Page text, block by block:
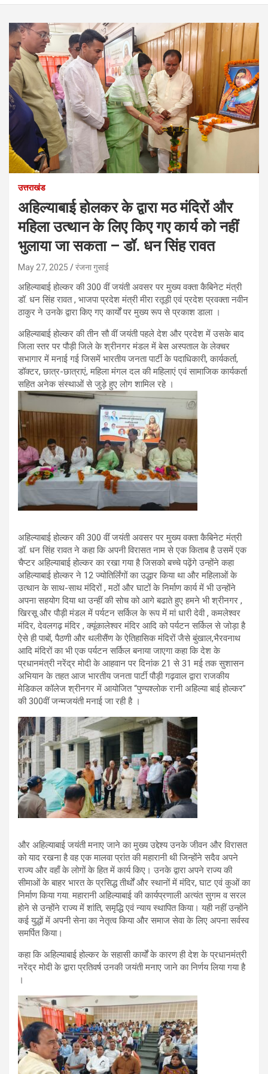
उत्तराखंड
अहिल्याबाई होलकर के द्वारा मठ मंदिरों और
महिला उत्थान के लिए किए गए कार्य को नहीं
भुलाया जा सकता – डॉ. धन सिंह रावत
May 27, 2025 रंजना गुसाई
अहिल्याबाई होल्कर की 300 वीं जयंती अवसर पर मुख्य वक्ता कैबिनेट मंत्री
डॉ. धन सिंह रावत , भाजपा प्रदेश मंत्री मीरा रतूड़ी एवं प्रदेश प्रवक्ता नवीन
ठाकुर ने उनके द्वारा किए गए कार्यों पर मुख्य रूप से प्रकाश डाला ।
अहिल्याबाई होल्कर की तीन सौ वीं जयंती पहले देश और प्रदेश में उसके बाद
जिला स्तर पर पौड़ी जिले के श्रीनगर मंडल में बेस अस्पताल के लेक्चर
सभागार में मनाई गई जिसमें भारतीय जनता पार्टी के पदाधिकारी, कार्यकर्ता,
डॉक्टर, छात्र-छात्राएं, महिला मंगल दल की महिलाएं एवं सामाजिक कार्यकर्ता
सहित अनेक संस्थाओं से जुड़े हुए लोग शामिल रहे ।
अहिल्याबाई होल्कर की 300 वीं जयंती अवसर पर मुख्य वक्ता कैबिनेट मंत्री
डॉ. धन सिंह रावत ने कहा कि अपनी विरासत नाम से एक किताब है उसमें एक
चैप्टर अहिल्याबाई होल्कर का रखा गया है जिसको बच्चे पढ़ेंगे उन्होंने कहा
अहिल्याबाई होल्कर ने 12 ज्योतिर्लिंगों का उद्धार किया था और महिलाओं के
उत्थान के साथ-साथ मंदिरों , मठों और घाटों के निर्माण कार्य में भी उन्होंने
अपना सहयोग दिया था उन्हीं की सोच को आगे बढाते हुए हमने भी श्रीनगर ,
खिरसू और पौड़ी मंडल में पर्यटन सर्किल के रूप में मां धारी देवी , कमलेश्वर
मंदिर, देवलगढ़ मंदिर , क्यूंकालेश्वर मंदिर आदि को पर्यटन सर्किल से जोड़ा है
ऐसे ही पाबों, पैठणी और थलीसैंण के ऐतिहासिक मंदिरों जैसे बुंखाल,भैरवनाथ
आदि मंदिरों का भी एक पर्यटन सर्किल बनाया जाएगा कहा कि देश के
प्रधानमंत्री नरेंद्र मोदी के आहवान पर दिनांक 21 से 31 मई तक सुशासन
अभियान के तहत आज भारतीय जनता पार्टी पौड़ी गढ़वाल द्वारा राजकीय
मेडिकल कॉलेज श्रीनगर में आयोजित “पुण्यश्लोक रानी अहिल्या बाई होल्कर”
की 300वीं जन्मजयंती मनाई जा रही है ।
और अहिल्याबाई जयंती मनाए जाने का मुख्य उद्देश्य उनके जीवन और विरासत
को याद रखना है वह एक मालवा प्रांत की महारानी थी जिन्होंने सदैव अपने
राज्य और वहाँ के लोगों के हित में कार्य किए। उनके द्वारा अपने राज्य की
सीमाओं के बाहर भारत के प्रसिद्ध तीर्थों और स्थानों में मंदिर, घाट एवं कुओं का
निर्माण किया गया. महारानी अहिल्याबाई की कार्यप्रणाली अत्यंत सुगम व सरल
होने से उन्होंने राज्य में शांति, समृद्धि एवं न्याय स्थापित किया। यही नहीं उन्होंने
कई युद्धों में अपनी सेना का नेतृत्व किया और समाज सेवा के लिए अपना सर्वस्व
समर्पित किया।
कहा कि अहिल्याबाई होल्कर के सहासी कार्यों के कारण ही देश के प्रधानमंत्री
नरेंद्र मोदी के द्वारा प्रतिवर्ष उनकी जयंती मनाए जाने का निर्णय लिया गया है
।